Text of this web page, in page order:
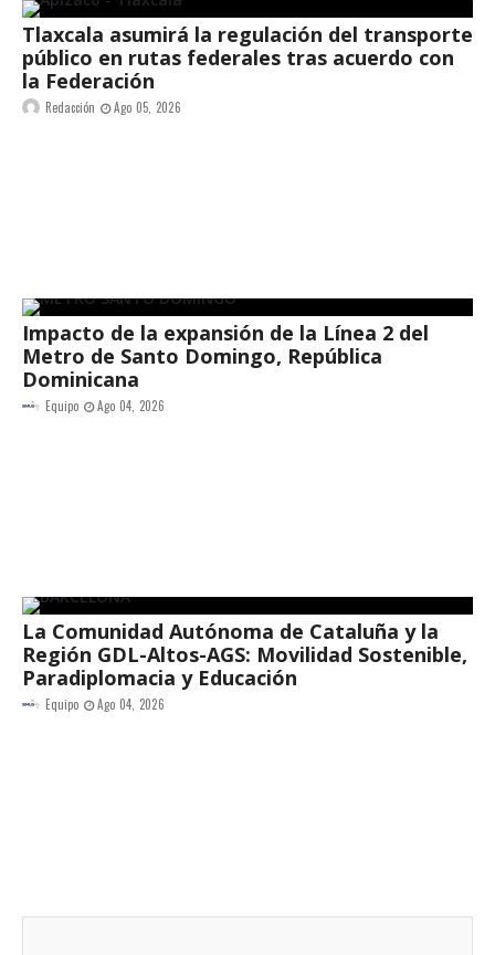
Tlaxcala asumirá la regulación del transporte
público en rutas federales tras acuerdo con
la Federación
Redacción Ago 05, 2026
Impacto de la expansión de la Línea 2 del
Metro de Santo Domingo, República
Dominicana
Equipo Ago 04, 2026
La Comunidad Autónoma de Cataluña y la
Región GDL-Altos-AGS: Movilidad Sostenible,
Paradiplomacia y Educación
Equipo Ago 04, 2026